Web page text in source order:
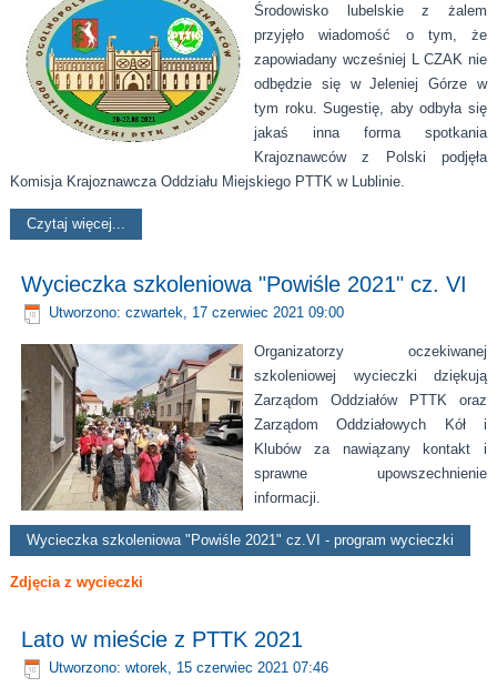
Środowisko lubelskie z żalem
przyjęło wiadomość o tym, że
zapowiadany wcześniej L CZAK nie
odbędzie się w Jeleniej Górze w
tym roku. Sugestię, aby odbyła się
jakaś inna forma spotkania
Krajoznawców z Polski podjęła
Komisja Krajoznawcza Oddziału Miejskiego PTTK w Lublinie.
Czytaj więcej...
Wycieczka szkoleniowa "Powiśle 2021" cz. VI
Utworzono: czwartek, 17 czerwiec 2021 09:00
Organizatorzy oczekiwanej
szkoleniowej wycieczki dziękują
Zarządom Oddziałów PTTK oraz
Zarządom Oddziałowych Kół i
Klubów za nawiązany kontakt i
sprawne upowszechnienie
informacji.
Wycieczka szkoleniowa "Powiśle 2021" cz.VI - program wycieczki
Zdjęcia z wycieczki
Lato w mieście z PTTK 2021
Utworzono: wtorek, 15 czerwiec 2021 07:46